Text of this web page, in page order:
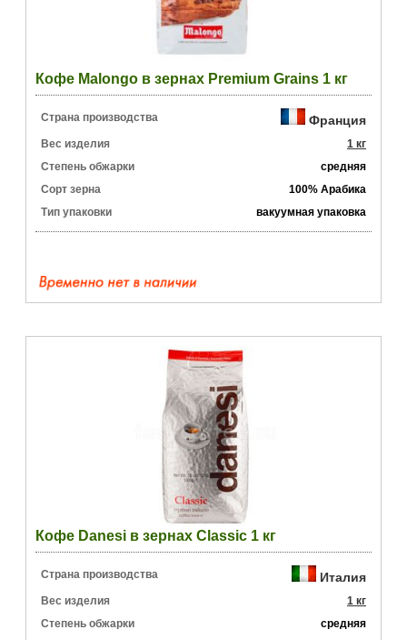
Кофе Malongo в зернах Premium Grains 1 кг
Страна производства Франция
Вес изделия
1 кг
Степень обжарки
средняя
Сорт зерна
100% Арабика
Тип упаковки
вакуумная упаковка
Кофе Danesi в зернах Classic 1 кг
Страна производства Италия
Вес изделия
1 кг
Степень обжарки
средняя